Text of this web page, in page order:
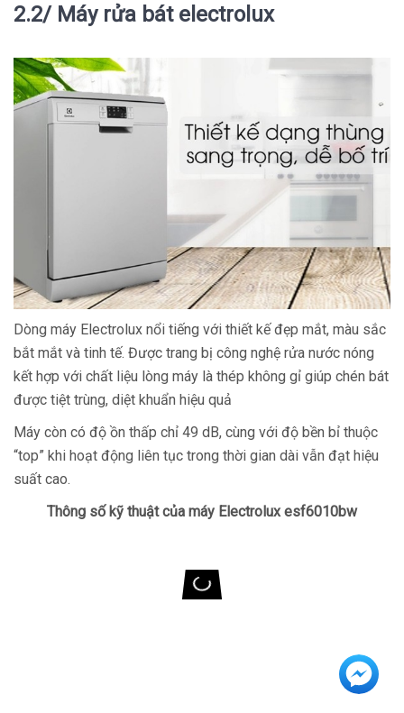
2.2/ Máy rửa bát electrolux
Dòng máy Electrolux nổi tiếng với thiết kế đẹp mắt, màu sắc
bắt mắt và tinh tế. Được trang bị công nghệ rửa nước nóng
kết hợp với chất liệu lòng máy là thép không gỉ giúp chén bát
được tiệt trùng, diệt khuẩn hiệu quả
Máy còn có độ ồn thấp chỉ 49 dB, cùng với độ bền bỉ thuộc
“top” khi hoạt động liên tục trong thời gian dài vẫn đạt hiệu
suất cao.
Thông số kỹ thuật của máy Electrolux esf6010bw